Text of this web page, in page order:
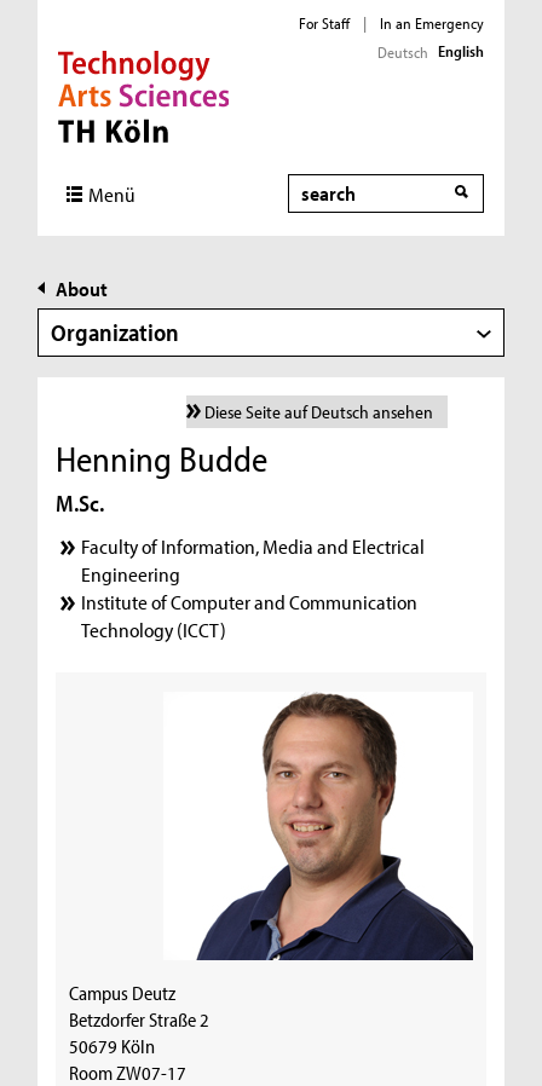
Direkt zur Hauptnavigation
Direkt zur Subnavigation
Direkt zum Inhalt
Direkt zum Fußbereich
For Staff |
In an Emergency
Deutsch English
Menü Search
About
Organization
Diese Seite auf Deutsch ansehen
Henning Budde
M.Sc.
Faculty of Information, Media and Electrical
Engineering
Institute of Computer and Communication
Technology (ICCT)
Campus Deutz
Betzdorfer Straße 2
50679 Köln
Room ZW07-17